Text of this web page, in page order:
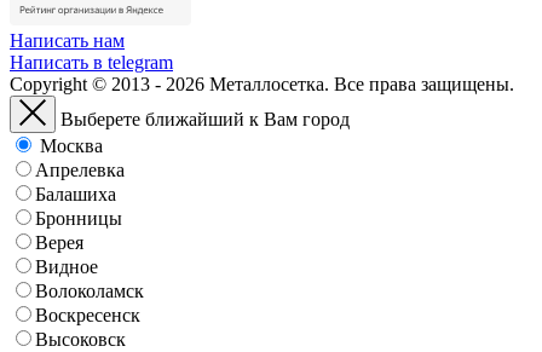
Написать нам
Написать в telegram
Copyright © 2013 - 2026 Металлосетка. Все права защищены.
Выберете ближайший к Вам город
Москва
Апрелевка
Балашиха
Бронницы
Верея
Видное
Волоколамск
Воскресенск
Высоковск